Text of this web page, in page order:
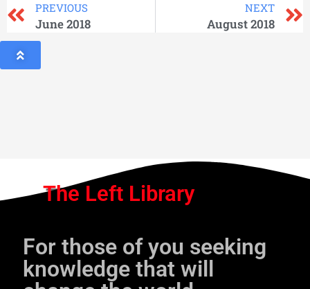
PREVIOUS
June 2018
NEXT
August 2018
The Left Library
For those of you seeking
knowledge that will